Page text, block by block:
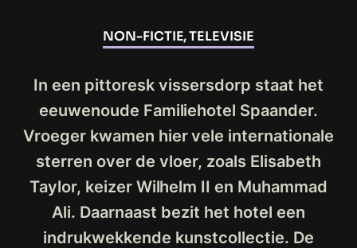
NON-FICTIE, TELEVISIE
In een pittoresk vissersdorp staat het
eeuwenoude Familiehotel Spaander.
Vroeger kwamen hier vele internationale
sterren over de vloer, zoals Elisabeth
Taylor, keizer Wilhelm II en Muhammad
Ali. Daarnaast bezit het hotel een
indrukwekkende kunstcollectie. De